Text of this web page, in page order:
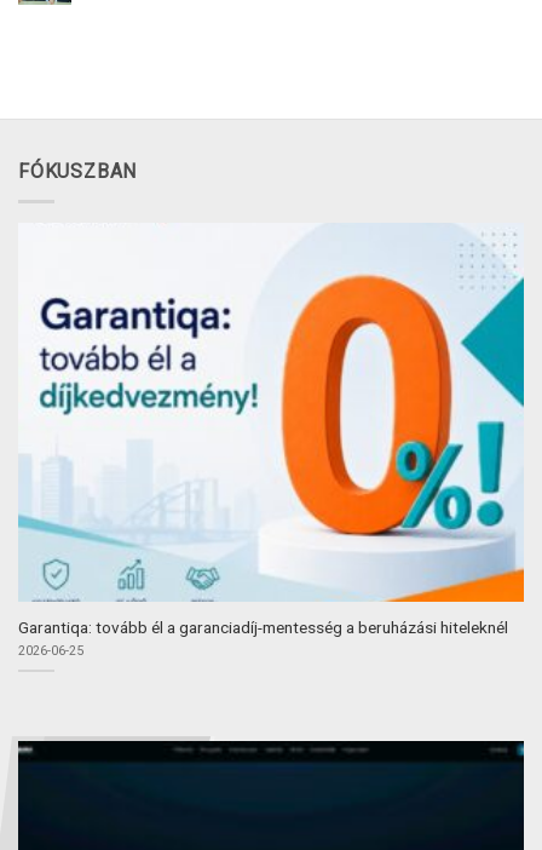
FÓKUSZBAN
Garantiqa: tovább él a garanciadíj-mentesség a beruházási hiteleknél
2026-06-25